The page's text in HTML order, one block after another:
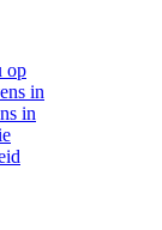
op
in
in